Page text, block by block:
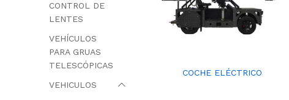
COCHE ELÉCTRICO
CONTROL DE
LENTES
VEHÍCULOS
PARA GRUAS
TELESCÓPICAS
VEHICULOS